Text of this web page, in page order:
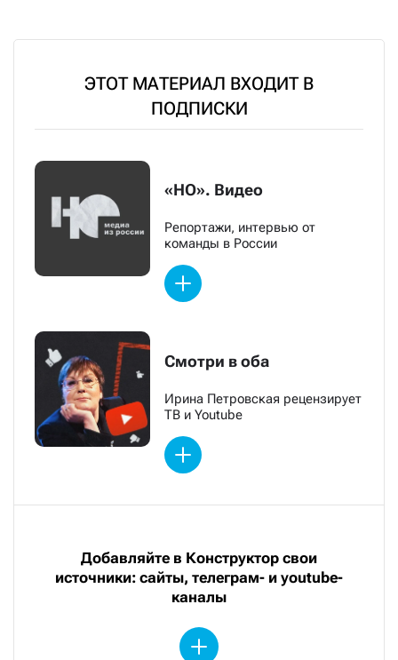
ЭТОТ МАТЕРИАЛ ВХОДИТ В
ПОДПИСКИ
«НО». Видео
Репортажи, интервью от
команды в России
Смотри в оба
Ирина Петровская рецензирует
ТВ и Youtube
Добавляйте в Конструктор свои
источники: сайты, телеграм- и youtube-
каналы